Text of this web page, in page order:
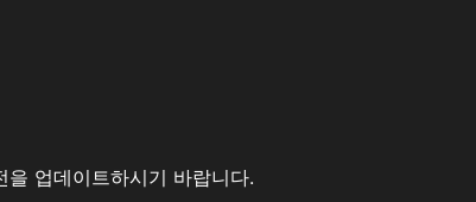
업데이트하시기 바랍니다.